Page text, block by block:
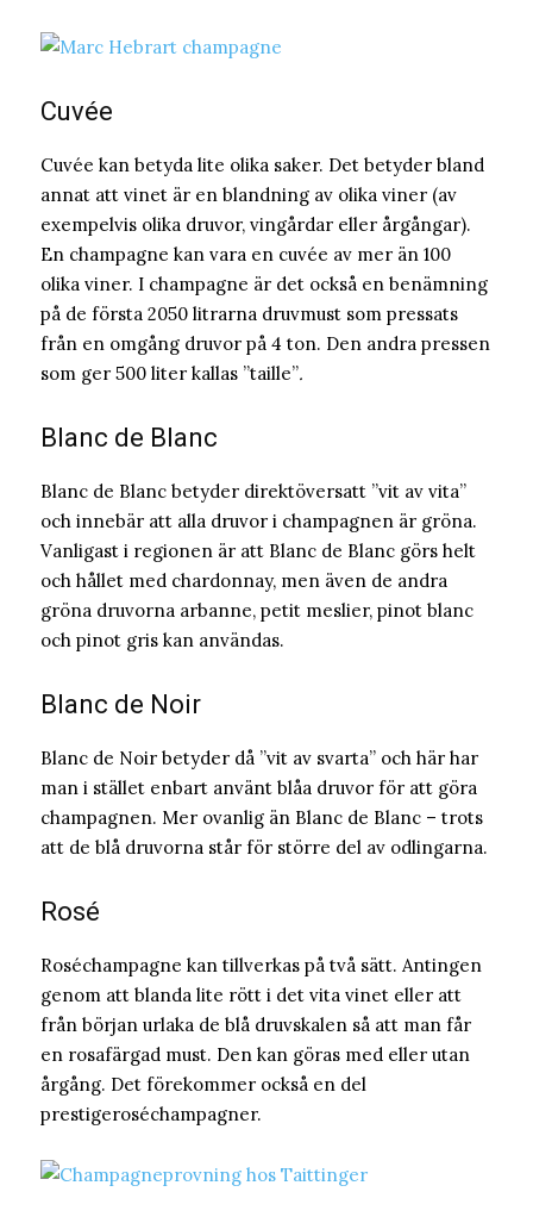
Cuvée
Cuvée kan betyda lite olika saker. Det betyder bland
annat att vinet är en blandning av olika viner (av
exempelvis olika druvor, vingårdar eller årgångar).
En champagne kan vara en cuvée av mer än 100
olika viner. I champagne är det också en benämning
på de första 2050 litrarna druvmust som pressats
från en omgång druvor på 4 ton. Den andra pressen
som ger 500 liter kallas ”taille”.
Blanc de Blanc
Blanc de Blanc betyder direktöversatt ”vit av vita”
och innebär att alla druvor i champagnen är gröna.
Vanligast i regionen är att Blanc de Blanc görs helt
och hållet med chardonnay, men även de andra
gröna druvorna arbanne, petit meslier, pinot blanc
och pinot gris kan användas.
Blanc de Noir
Blanc de Noir betyder då ”vit av svarta” och här har
man i stället enbart använt blåa druvor för att göra
champagnen. Mer ovanlig än Blanc de Blanc – trots
att de blå druvorna står för större del av odlingarna.
Rosé
Roséchampagne kan tillverkas på två sätt. Antingen
genom att blanda lite rött i det vita vinet eller att
från början urlaka de blå druvskalen så att man får
en rosafärgad must. Den kan göras med eller utan
årgång. Det förekommer också en del
prestigeroséchampagner.